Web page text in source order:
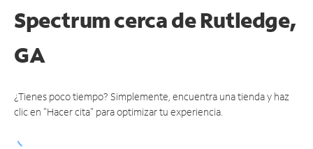
Spectrum cerca deRutledge,
GA
¿Tienes poco tiempo? Simplemente, encuentra una tienda y haz
clic en "Hacer cita" para optimizar tu experiencia.